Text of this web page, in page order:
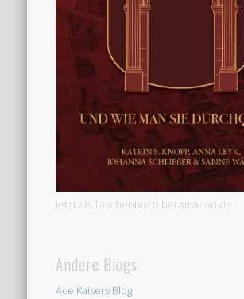
Jetzt als Taschenbuch bei amazon.de
Andere Blogs
Ace Kaisers Blog